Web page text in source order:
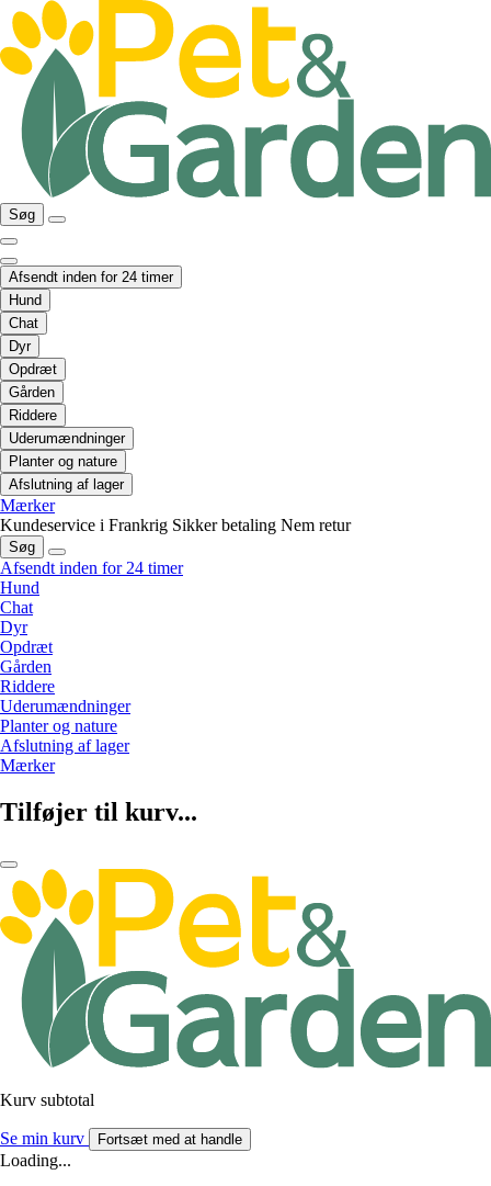
Søg
Afsendt inden for 24 timer
Hund
Chat
Dyr
Opdræt
Gården
Riddere
Uderumændninger
Planter og nature
Afslutning af lager
Mærker
Kundeservice i Frankrig Sikker betaling Nem retur
Søg
Afsendt inden for 24 timer
Hund
Chat
Dyr
Opdræt
Gården
Riddere
Uderumændninger
Planter og nature
Afslutning af lager
Mærker
Tilføjer til kurv...
Kurv subtotal
Se min kurv Fortsæt med at handle
Loading...